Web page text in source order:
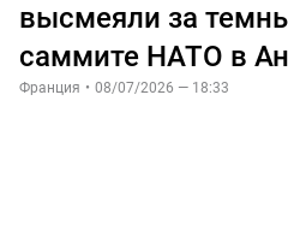
высмеяли за
саммите НАТО в
Франция • 08/07/2026 — 18:33